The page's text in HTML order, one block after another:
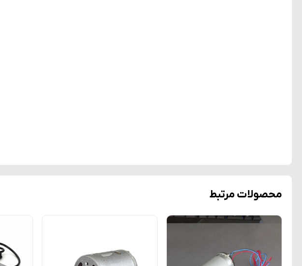
محصولات مرتبط